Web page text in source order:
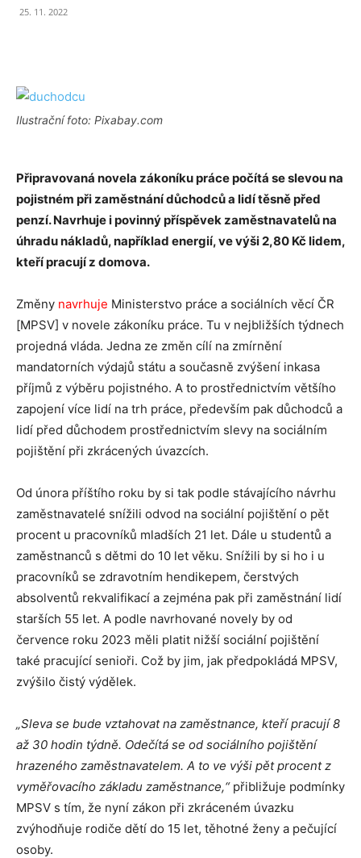
25. 11. 2022
Ilustrační foto: Pixabay.com
Připravovaná novela zákoníku práce počítá se slevou na
pojistném při zaměstnání důchodců a lidí těsně před
penzí. Navrhuje i povinný příspěvek zaměstnavatelů na
úhradu nákladů, například energií, ve výši 2,80 Kč lidem,
kteří pracují z domova.
Změny navrhuje Ministerstvo práce a sociálních věcí ČR
[MPSV] v novele zákoníku práce. Tu v nejbližších týdnech
projedná vláda. Jedna ze změn cílí na zmírnění
mandatorních výdajů státu a současně zvýšení inkasa
příjmů z výběru pojistného. A to prostřednictvím většího
zapojení více lidí na trh práce, především pak důchodců a
lidí před důchodem prostřednictvím slevy na sociálním
pojištění při zkrácených úvazcích.
Od února příštího roku by si tak podle stávajícího návrhu
zaměstnavatelé snížili odvod na sociální pojištění o pět
procent u pracovníků mladších 21 let. Dále u studentů a
zaměstnanců s dětmi do 10 let věku. Snížili by si ho i u
pracovníků se zdravotním hendikepem, čerstvých
absolventů rekvalifikací a zejména pak při zaměstnání lidí
starších 55 let. A podle navrhované novely by od
července roku 2023 měli platit nižší sociální pojištění
také pracující senioři. Což by jim, jak předpokládá MPSV,
zvýšilo čistý výdělek.
„Sleva se bude vztahovat na zaměstnance, kteří pracují 8
až 30 hodin týdně. Odečítá se od sociálního pojištění
hrazeného zaměstnavatelem. A to ve výši pět procent z
vyměřovacího základu zaměstnance,“přibližuje podmínky
MPSV s tím, že nyní zákon při zkráceném úvazku
zvýhodňuje rodiče dětí do 15 let, těhotné ženy a pečující
osoby.